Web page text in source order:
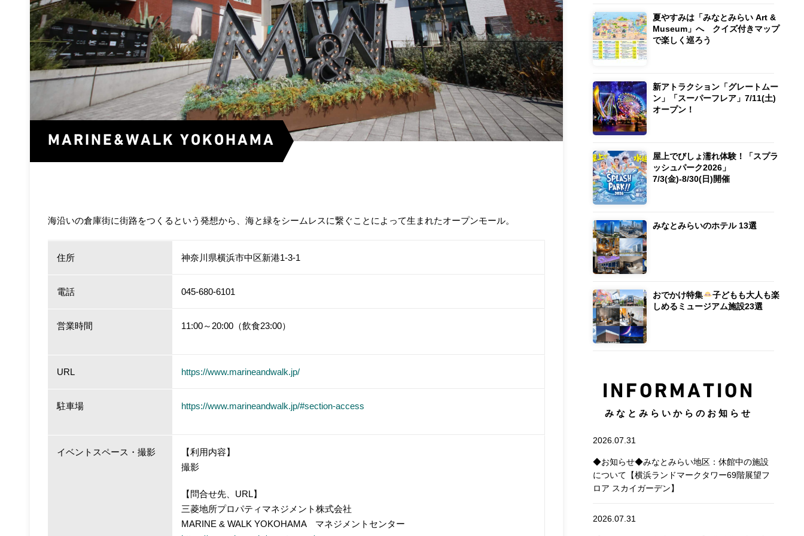
MARINE&WALK YOKOHAMA
海沿いの倉庫街に街路をつくるという発想から、海と緑をシームレスに繋ぐことによって生まれたオープンモール。
住所 神奈川県横浜市中区新港1-3-1
電話 045-680-6101
営業時間 11:00～20:00（飲食23:00）
URL https://www.marineandwalk.jp/
駐車場 https://www.marineandwalk.jp/#section-access
イベントスペース・撮影
【利用内容】
撮影
【問合せ先、URL】
三菱地所プロパティマネジメント株式会社
MARINE & WALK YOKOHAMA マネジメントセンター
夏やすみは「みなとみらい Art &
Museum」へ クイズ付きマップ
で楽しく巡ろう
新アトラクション「グレートムー
ン」「スーパーフレア」7/11(土)
オープン！
屋上でびしょ濡れ体験！「スプラ
ッシュパーク2026」
7/3(金)-8/30(日)開催
みなとみらいのホテル 13選
おでかけ特集
子どもも大人も楽
しめるミュージアム施設23選
INFORMATION
みなとみらいからのお知らせ
2026.07.31
◆お知らせ◆みなとみらい地区：休館中の施設
について【横浜ランドマークタワー69階展望フ
ロア スカイガーデン】
2026.07.31